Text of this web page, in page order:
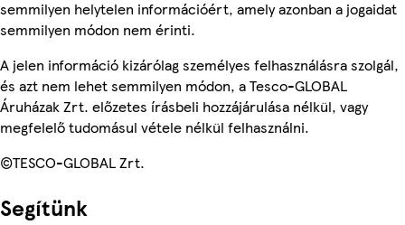
semmilyen helytelen információért, amely azonban a jogaidat
semmilyen módon nem érinti.
A jelen információ kizárólag személyes felhasználásra szolgál,
és azt nem lehet semmilyen módon, a Tesco-GLOBAL
Áruházak Zrt. előzetes írásbeli hozzájárulása nélkül, vagy
megfelelő tudomásul vétele nélkül felhasználni.
©TESCO-GLOBAL Zrt.
Segítünk